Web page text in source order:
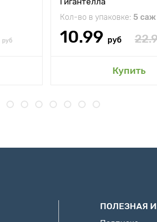
руб
Кол-во в упаковке: 5 саж
10.99 руб
Купить
ПОЛЕЗНАЯ